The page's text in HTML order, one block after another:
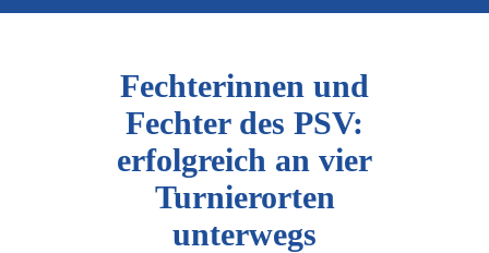
Fechterinnen und
Fechter des PSV:
erfolgreich an vier
Turnierorten
unterwegs